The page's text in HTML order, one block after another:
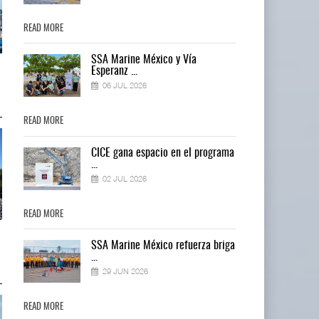
IT-ANÁLISIS: Puerto Lázaro
Cárdenas incorpora ...
06 AGO 2026
telecomunicaciones p ...
06 AGO 2026
telecomunicaciones p ...
READ MORE
SSA Marine México y Vía
Esperanz ...
06 JUL 2026
READ MORE
CICE gana espacio en el programa
02 JUL 2026
READ MORE
SSA Marine México refuerza briga
...
29 JUN 2026
READ MORE